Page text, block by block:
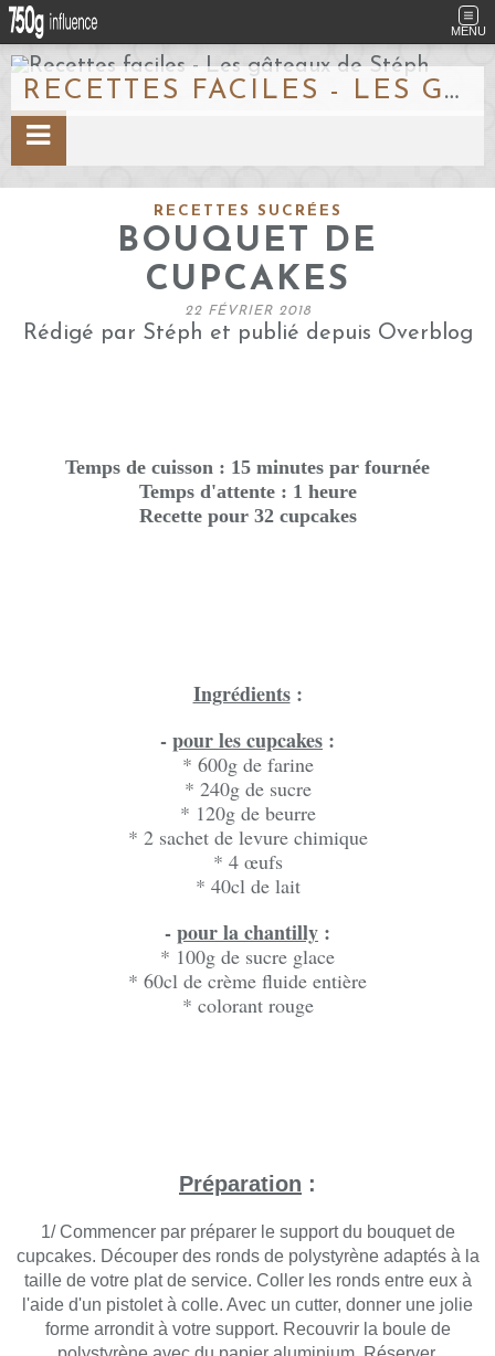
MENU
RECETTES FACILES - LES GÂTEAUX DE STÉPH
RECETTES SUCRÉES
BOUQUET DE
CUPCAKES
22 FÉVRIER 2018
Rédigé par Stéph et publié depuis Overblog
Temps de cuisson : 15 minutes par fournée
Temps d'attente : 1 heure
Recette pour 32 cupcakes
Ingrédients:
-pour les cupcakes :
* 600g de farine
* 240g de sucre
* 120g de beurre
* 2 sachet de levure chimique
* 4 œufs
* 40cl de lait
-pour la chantilly :
* 100g de sucre glace
* 60cl de crème fluide entière
* colorant rouge
Préparation :
1/ Commencer par préparer le support du bouquet de
cupcakes. Découper des ronds de polystyrène adaptés à la
taille de votre plat de service. Coller les ronds entre eux à
l'aide d'un pistolet à colle. Avec un cutter, donner une jolie
forme arrondit à votre support. Recouvrir la boule de